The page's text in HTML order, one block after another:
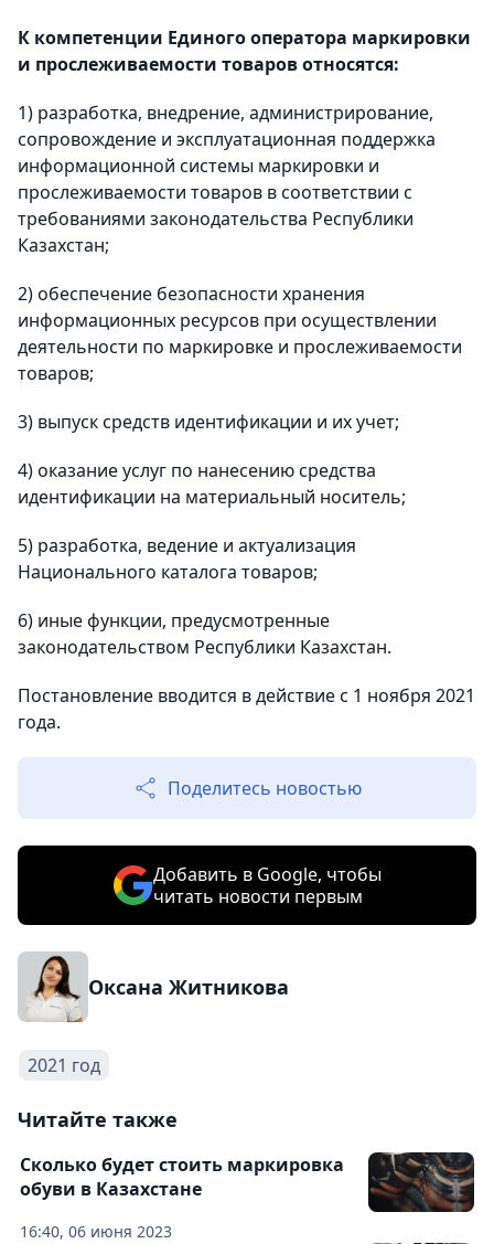
К компетенции Единого оператора маркировки
и прослеживаемости товаров относятся:
1) разработка, внедрение, администрирование,
сопровождение и эксплуатационная поддержка
информационной системы маркировки и
прослеживаемости товаров в соответствии с
требованиями законодательства Республики
Казахстан;
2) обеспечение безопасности хранения
информационных ресурсов при осуществлении
деятельности по маркировке и прослеживаемости
товаров;
3) выпуск средств идентификации и их учет;
4) оказание услуг по нанесению средства
идентификации на материальный носитель;
5) разработка, ведение и актуализация
Национального каталога товаров;
6) иные функции, предусмотренные
законодательством Республики Казахстан.
Постановление вводится в действие с 1 ноября 2021
года.
Поделитесь новостью
Добавить в Google, чтобы
читать новости первым
Оксана Житникова
2021 год
Читайте также
16:40, 06 июня 2023
Сколько будет стоить маркировка
обуви в Казахстане